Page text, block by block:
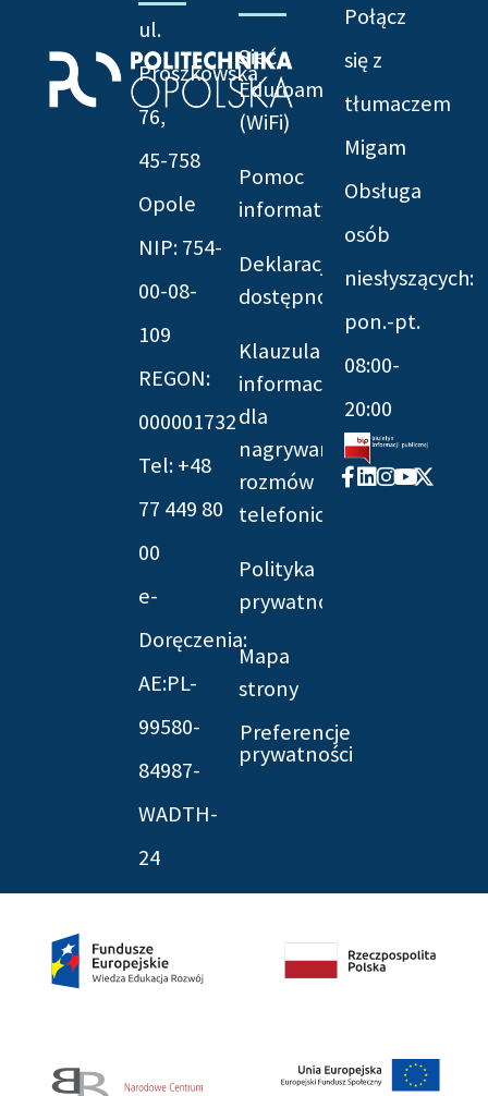
ul.
Prószkowska
76,
45-758
Opole
NIP: 754-
00-08-
109
REGON:
000001732
Tel: +48
77 449 80
00
e-
Doręczenia:
AE:PL-
99580-
84987-
WADTH-
24
Sieć
Eduroam
(WiFi)
Pomoc
informatyczna
Deklaracja
dostępności
Klauzula
informacyjna
dla
nagrywania
rozmów
telefonicznych
Polityka
prywatności
Mapa
strony
Preferencje
prywatności
Połącz
się z
tłumaczem
Migam
Obsługa
osób
niesłyszących:
pon.-pt.
08:00-
20:00
Facebook-
f
Linkedin
Instagram
Youtube
X-